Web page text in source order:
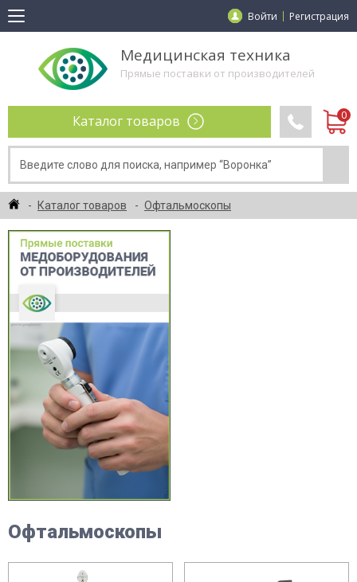
Войти Регистрация
Медицинская техника
Прямые поставки от производителей
Каталог товаров
Каталог товаров Офтальмоскопы
Офтальмоскопы